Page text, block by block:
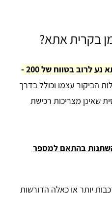
בקרית אתא?
מחיר ביקור הנדימן בקרית אתא נע לרוב בטווח של 200 -
הביקור עצמו וכולל בדרך
שאינן מצריכות רכישת
בהתאם למספר
יותר או כאלה הדורשות